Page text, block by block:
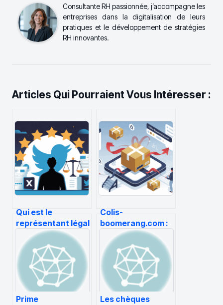
Consultante RH passionnée, j’accompagne les
entreprises dans la digitalisation de leurs
pratiques et le développement de stratégies
RH innovantes.
Articles Qui Pourraient Vous Intéresser :
Qui est le
représentant légal
de twitter en
france aujourd’hui
Colis-
boomerang.com :
avis,
fonctionnement et
alternatives pour
vos retours
e‑commerce
Prime
Les chèques